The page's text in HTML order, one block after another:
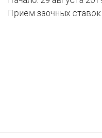
Прием заочных ставок